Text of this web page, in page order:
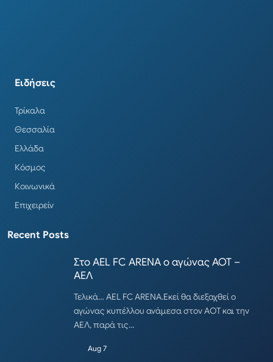
Ειδήσεις
Τρίκαλα
Θεσσαλία
Ελλάδα
Κόσμος
Κοινωνικά
Επιχειρείν
Recent Posts
Στο AEL FC ARENA ο αγώνας ΑΟΤ –
ΑΕΛ
Τελικά… AEL FC ARENA.Εκεί θα διεξαχθεί ο
αγώνας κυπέλλου ανάμεσα στον ΑΟΤ και την
ΑΕΛ, παρά τις…
Aug 7